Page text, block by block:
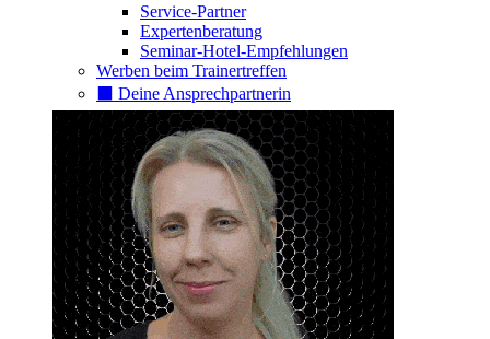
Service-Partner
Expertenberatung
Seminar-Hotel-Empfehlungen
Werben beim Trainertreffen
⬛️ Deine Ansprechpartnerin